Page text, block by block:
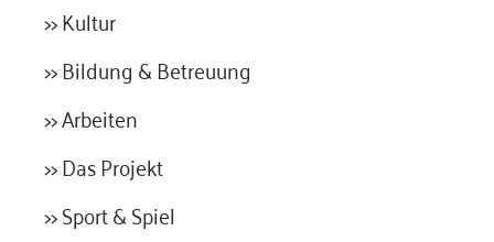
>> Kultur
>> Bildung & Betreuung
>> Arbeiten
>> Das Projekt
>> Sport & Spiel